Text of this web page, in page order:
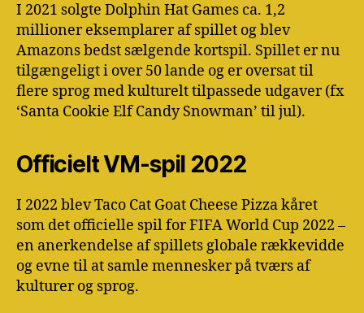
I 2021 solgte Dolphin Hat Games ca. 1,2
millioner eksemplarer af spillet og blev
Amazons bedst sælgende kortspil. Spillet er nu
tilgængeligt i over 50 lande og er oversat til
flere sprog med kulturelt tilpassede udgaver (fx
‘Santa Cookie Elf Candy Snowman’ til jul).
Officielt VM-spil 2022
I 2022 blev Taco Cat Goat Cheese Pizza kåret
som det officielle spil for FIFA World Cup 2022 –
en anerkendelse af spillets globale rækkevidde
og evne til at samle mennesker på tværs af
kulturer og sprog.